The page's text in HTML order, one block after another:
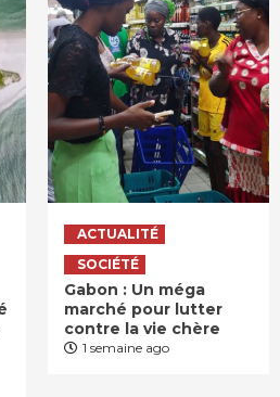
ACTUALITÉ
SOCIÉTÉ
Gabon : Un méga
marché pour lutter
contre la vie chère
1 semaine ago